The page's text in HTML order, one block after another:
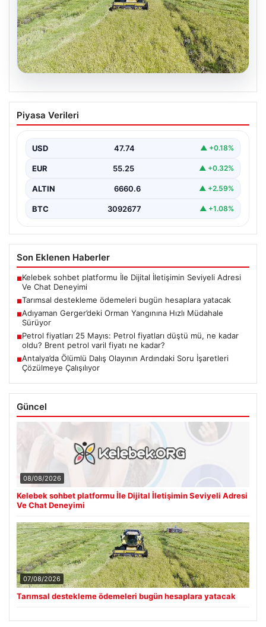
Tarımsal destekleme ödemeleri bugün
hesaplara yatacak
Çiftçilerin Hesaplarında”, “content”: “ Tarım ve Orman
Bakanlığı,…
Piyasa Verileri
USD 47.74 ▲ +0.18%
EUR 55.25 ▲ +0.32%
ALTIN 6660.6 ▲ +2.59%
BTC 3092677 ▲ +1.08%
Son Eklenen Haberler
■Kelebek sohbet platformu İle Dijital İletişimin Seviyeli Adresi
Ve Chat Deneyimi
■Tarımsal destekleme ödemeleri bugün hesaplara yatacak
■Adıyaman Gerger’deki Orman Yangınına Hızlı Müdahale
Sürüyor
■Petrol fiyatları 25 Mayıs: Petrol fiyatları düştü mü, ne kadar
oldu? Brent petrol varil fiyatı ne kadar?
■Antalya’da Ölümlü Dalış Olayının Ardındaki Soru İşaretleri
Çözülmeye Çalışılıyor
Güncel
08/08/2026
Kelebek sohbet platformu İle Dijital İletişimin Seviyeli Adresi
Ve Chat Deneyimi
07/08/2026
Tarımsal destekleme ödemeleri bugün hesaplara yatacak